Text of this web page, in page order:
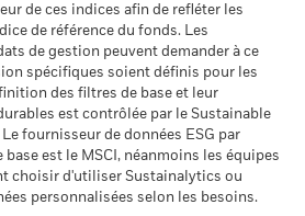
rapportent aux performances
passées ne sont pas un indicateur
futures. Les marchés pourraient
Ceci peut vous aider à évaluer la
géré dans le passé
sur la base de la Valeur nette
le revenu brut réinvesti le cas échéant.
peut augmenter ou
des devises si votre
du
aux secteurs d'activité, telle qu'elle
pour le charbon thermique et les
et déclarée pour les
de 5 % de leurs revenus du
de ces indices afin de refléter les
de référence du fonds. Les
de gestion peuvent demander à ce
spécifiques soient définis pour les
des filtres de base et leur
est contrôlée par le Sustainable
fournisseur de données ESG par
est le MSCI, néanmoins les équipes
choisir d'utiliser Sustainalytics ou
personnalisées selon les besoins.